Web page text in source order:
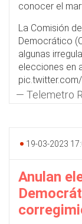
conocer el
La Comisión
Democrático
algunas
elecciones en
— Telemetro
19-03-2023
Anulan